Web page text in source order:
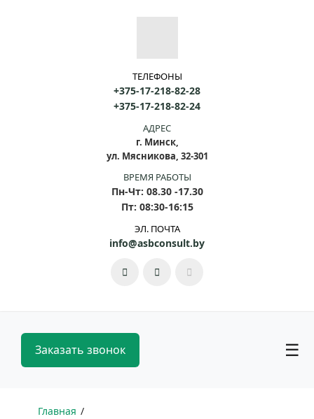
ТЕЛЕФОНЫ
+375-17-218-82-28
+375-17-218-82-24
АДРЕС
г. Минск,
ул. Мясникова, 32-301
ВРЕМЯ РАБОТЫ
Пн-Чт: 08.30 -17.30
Пт: 08:30-16:15
ЭЛ. ПОЧТА
info@asbconsult.by
Заказать звонок ☰
Главная